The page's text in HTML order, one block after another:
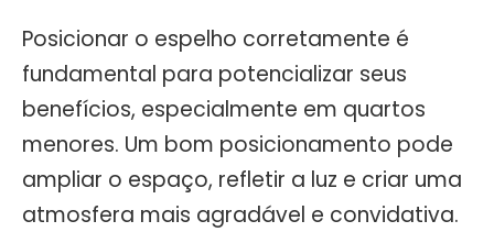
Posicionar o espelho corretamente é
fundamental para potencializar seus
benefícios, especialmente em quartos
menores. Um bom posicionamento pode
ampliar o espaço, refletir a luz e criar uma
atmosfera mais agradável e convidativa.